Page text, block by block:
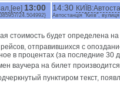
13:00
24.504992}
14:30
Автостанція "Київ",
стоимость будет определена
отправившихся с
в процентах (за последние 30
ваучера на билет
пунктиром текст,